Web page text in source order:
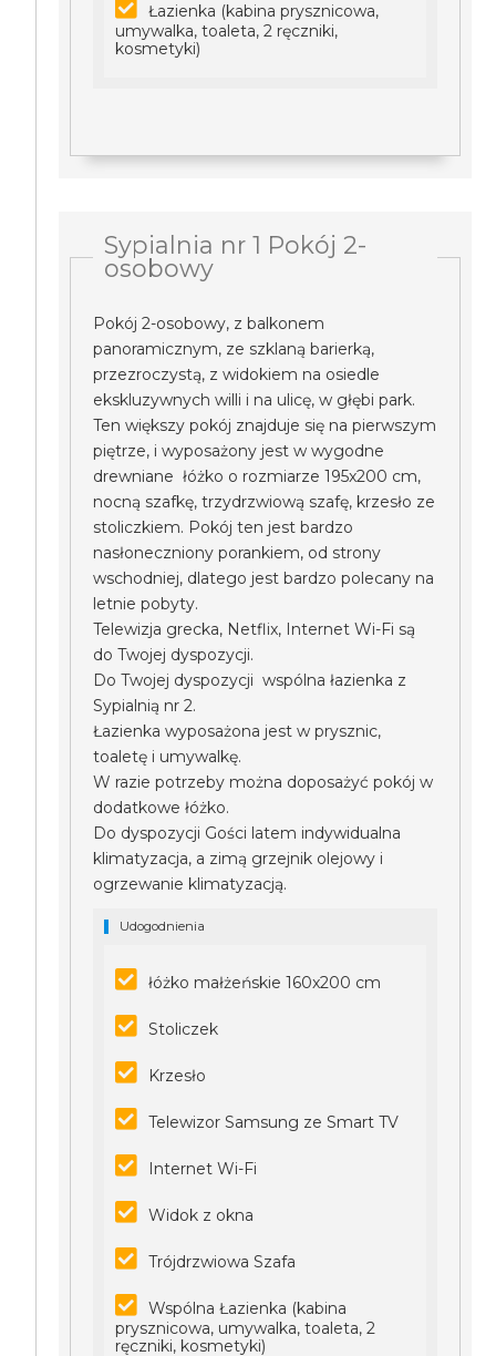
Łazienka (kabina prysznicowa,
umywalka, toaleta, 2 ręczniki,
kosmetyki)
Sypialnia nr 1 Pokój 2-
osobowy
Pokój 2-osobowy, z balkonem
panoramicznym, ze szklaną barierką,
przezroczystą, z widokiem na osiedle
ekskluzywnych willi i na ulicę, w głębi park.
Ten większy pokój znajduje się na pierwszym
piętrze, i wyposażony jest w wygodne
drewniane łóżko o rozmiarze 195x200 cm,
nocną szafkę, trzydrzwiową szafę, krzesło ze
stoliczkiem. Pokój ten jest bardzo
nasłoneczniony porankiem, od strony
wschodniej, dlatego jest bardzo polecany na
letnie pobyty.
Telewizja grecka, Netflix, Internet Wi-Fi są
do Twojej dyspozycji.
Do Twojej dyspozycji wspólna łazienka z
Sypialnią nr 2.
Łazienka wyposażona jest w prysznic,
toaletę i umywalkę.
W razie potrzeby można doposażyć pokój w
dodatkowe łóżko.
Do dyspozycji Gości latem indywidualna
klimatyzacja, a zimą grzejnik olejowy i
ogrzewanie klimatyzacją.
Udogodnienia
łóżko małżeńskie 160x200 cm
Stoliczek
Krzesło
Telewizor Samsung ze Smart TV
Internet Wi-Fi
Widok z okna
Trójdrzwiowa Szafa
Wspólna Łazienka (kabina
prysznicowa, umywalka, toaleta, 2
ręczniki, kosmetyki)